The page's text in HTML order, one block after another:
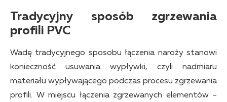
Tradycyjny sposób zgrzewania
profili PVC
Wadę tradycyjnego sposobu łączenia naroży stanowi
konieczność usuwania wypływki, czyli nadmiaru
materiału wypływającego podczas procesu zgrzewania
profili. W miejscu łączenia zgrzewanych elementów –